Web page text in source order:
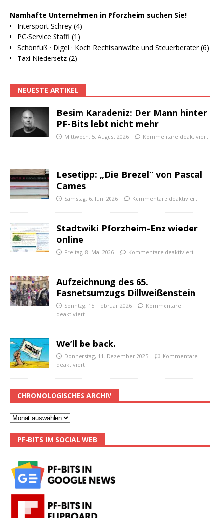
Namhafte Unternehmen in Pforzheim suchen Sie!
Intersport Schrey (4)
PC-Service Staffl (1)
Schönfuß · Digel · Koch Rechtsanwälte und Steuerberater (6)
Taxi Niedersetz (2)
NEUESTE ARTIKEL
Besim Karadeniz: Der Mann hinter
PF-Bits lebt nicht mehr
Mittwoch, 5. August 2026 Kommentare deaktiviert
Lesetipp: „Die Brezel“ von Pascal
Cames
Samstag, 6. Juni 2026 Kommentare deaktiviert
Stadtwiki Pforzheim-Enz wieder
online
Freitag, 8. Mai 2026 Kommentare deaktiviert
Aufzeichnung des 65.
Fasnetsumzugs Dillweißenstein
Sonntag, 15. Februar 2026
Kommentare
deaktiviert
We’ll be back.
Donnerstag, 11. Dezember 2025
Kommentare
deaktiviert
CHRONOLOGISCHES ARCHIV
PF-BITS IM SOCIAL WEB